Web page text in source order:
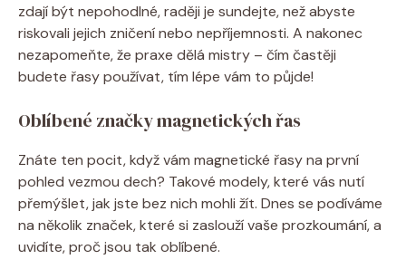
zdají být nepohodlné, raději je sundejte, než abyste
riskovali jejich zničení nebo nepříjemnosti. A nakonec
nezapomeňte, že praxe dělá mistry – čím častěji
budete řasy používat, tím lépe vám to půjde!
Oblíbené značky magnetických řas
Znáte ten pocit, když vám magnetické řasy na první
pohled vezmou dech? Takové modely, které vás nutí
přemýšlet, jak jste bez nich mohli žít. Dnes se podíváme
na několik značek, které si zaslouží vaše prozkoumání, a
uvidíte, proč jsou tak oblíbené.